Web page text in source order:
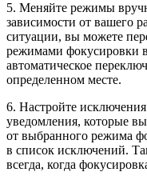
5. Меняйте режимы
зависимости от вашего
ситуации, вы можете
режимами фокусировки
автоматическое
определенном месте.
6. Настройте
уведомления, которые
от выбранного режима
в список исключений.
всегда, когда